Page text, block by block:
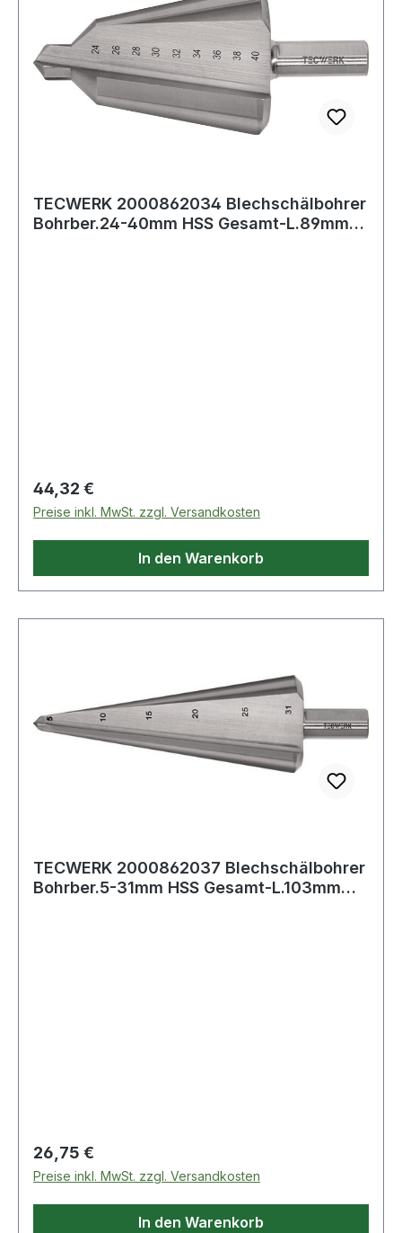
TECWERK 2000862034 Blechschälbohrer
Bohrber.24-40mm HSS Gesamt-L.89mm
Regulärer Preis:
44,32 €
Preise inkl. MwSt. zzgl. Versandkosten
In den Warenkorb
TECWERK 2000862037 Blechschälbohrer
Bohrber.5-31mm HSS Gesamt-L.103mm
Regulärer Preis:
26,75 €
Preise inkl. MwSt. zzgl. Versandkosten
In den Warenkorb